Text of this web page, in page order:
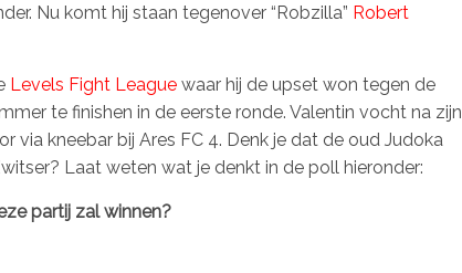
Nu komt hij staan tegenover “Robzilla” Robert
Levels Fight League waar hij de upset won tegen de
te finishen in de eerste ronde. Valentin vocht na zijn
via kneebar bij Ares FC 4. Denk je dat de oud Judoka
Laat weten wat je denkt in de poll hieronder:
partij zal winnen?